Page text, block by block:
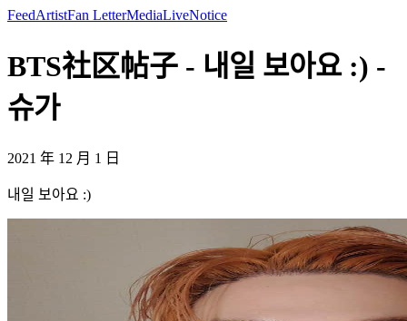
FeedArtistFan LetterMediaLiveNotice
BTS社区帖子 - 내일 보아요 :) -
슈가
2021 年 12 月 1 日
내일 보아요 :)